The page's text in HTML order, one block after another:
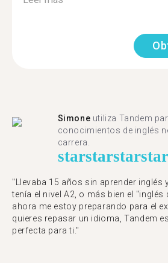
Simone utiliza Tandem
conocimientos de inglés
carrera.
starstarstarstar
"Llevaba 15 años sin aprender inglés
tenía el nivel A2, o más bien el "inglés
ahora me estoy preparando para el
quieres repasar un idioma, Tandem
perfecta para ti."